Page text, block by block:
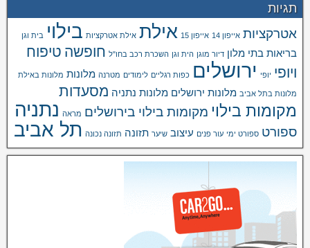
תגיות
אטרקציות אייפון 14 אייפון 15 אילת אילת אטרקציות בילוי בית וגן
בריאות בתי מלון דיור מוגן הית וגן השכרת רכב בחו"ל חופשה טיפוח
ויופי יופי ירושלים כפות רגליים לימודים מטרנה מלונות מלונות באילת
מלונות בתל אביב מלונות ירושלים מלונות נתניה מסעדות
מקומות בילוי מקומות בילוי בירושלים מראה נתניה
ספורט ספורט ימי עור פנים עיצוב שיער תזונה תזונה נכונה תל אביב